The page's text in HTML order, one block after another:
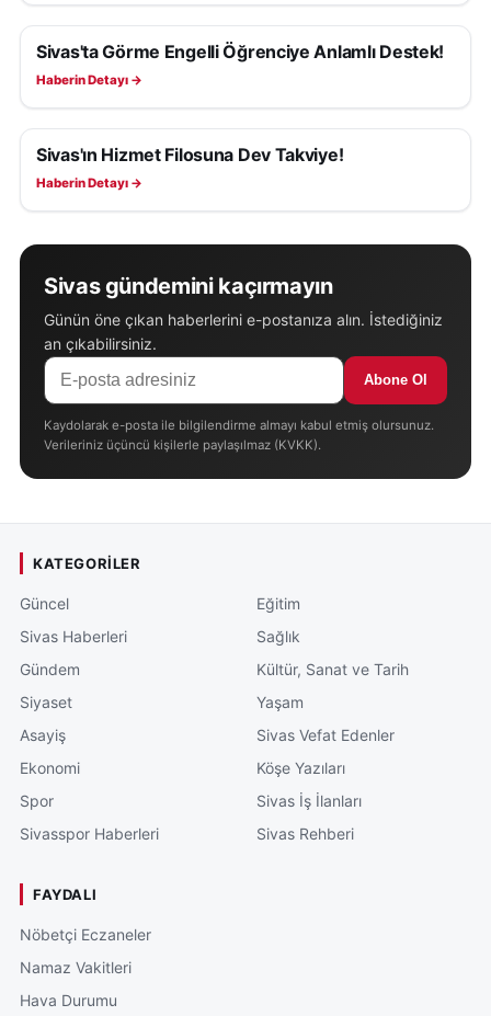
SIVAS HABERLERI
Sivas'ta Görme Engelli Öğrenciye Anlamlı Destek!
Haberin Detayı →
SIVAS HABERLERI
Sivas'ın Hizmet Filosuna Dev Takviye!
Haberin Detayı →
Sivas gündemini kaçırmayın
Günün öne çıkan haberlerini e-postanıza alın. İstediğiniz
an çıkabilirsiniz.
Abone Ol
Kaydolarak e-posta ile bilgilendirme almayı kabul etmiş olursunuz.
Verileriniz üçüncü kişilerle paylaşılmaz (KVKK).
KATEGORILER
Güncel
Sivas Haberleri
Gündem
Siyaset
Asayiş
Ekonomi
Spor
Sivasspor Haberleri
Eğitim
Sağlık
Kültür, Sanat ve Tarih
Yaşam
Sivas Vefat Edenler
Köşe Yazıları
Sivas İş İlanları
Sivas Rehberi
FAYDALI
Nöbetçi Eczaneler
Namaz Vakitleri
Hava Durumu